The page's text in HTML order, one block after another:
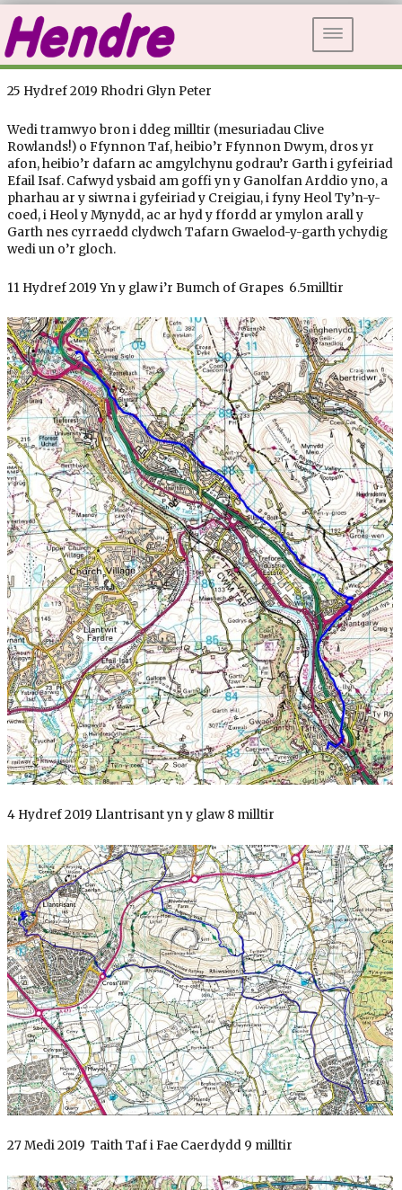
25 Hydref 2019 Rhodri Glyn Peter
Wedi tramwyo bron i ddeg milltir (mesuriadau Clive
Rowlands!) o Ffynnon Taf, heibio’r Ffynnon Dwym, dros yr
afon, heibio’r dafarn ac amgylchynu godrau’r Garth i gyfeiriad
Efail Isaf. Cafwyd ysbaid am goffi yn y Ganolfan Arddio yno, a
pharhau ar y siwrna i gyfeiriad y Creigiau, i fyny Heol Ty’n-y-
coed, i Heol y Mynydd, ac ar hyd y ffordd ar ymylon arall y
Garth nes cyrraedd clydwch Tafarn Gwaelod-y-garth ychydig
wedi un o’r gloch.
11 Hydref 2019 Yn y glaw i’r Bumch of Grapes 6.5milltir
4 Hydref 2019 Llantrisant yn y glaw 8 milltir
27 Medi 2019 Taith Taf i Fae Caerdydd 9 milltir